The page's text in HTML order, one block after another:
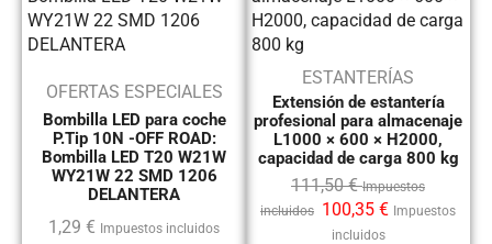
OFERTAS ESPECIALES
Bombilla LED para coche
P.Tip 10N -OFF ROAD:
Bombilla LED T20 W21W
WY21W 22 SMD 1206
DELANTERA
1,29 € Impuestos incluidos
ESTANTERÍAS
Extensión de estantería
profesional para almacenaje
L1000 × 600 × H2000,
capacidad de carga 800 kg
111,50€ Impuestos
incluidos 100,35 € Impuestos
incluidos